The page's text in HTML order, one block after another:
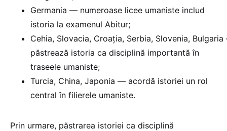
Germania — numeroase licee umaniste includ
istoria la examenul Abitur;
Cehia, Slovacia, Croația, Serbia, Slovenia,
păstrează istoria ca disciplină importantă în
traseele umaniste;
Turcia, China, Japonia — acordă istoriei un rol
central în filierele umaniste.
Prin urmare, păstrarea istoriei ca disciplină